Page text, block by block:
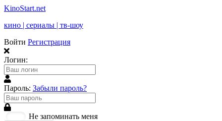
KinoStart.net
кино | сериалы | тв-шоу
Войти Регистрация
Логин:
Пароль: Забыли пароль?
Не запоминать меня